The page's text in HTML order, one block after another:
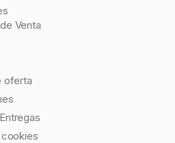
Venta
oferta